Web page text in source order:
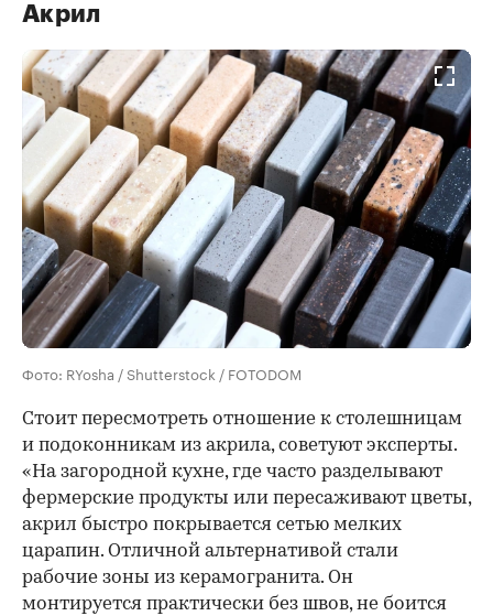
Акрил
Фото: RYosha / Shutterstock / FOTODOM
Стоит пересмотреть отношение к столешницам
и подоконникам из акрила, советуют эксперты.
«На загородной кухне, где часто разделывают
фермерские продукты или пересаживают цветы,
акрил быстро покрывается сетью мелких
царапин. Отличной альтернативой стали
рабочие зоны из керамогранита. Он
монтируется практически без швов, не боится